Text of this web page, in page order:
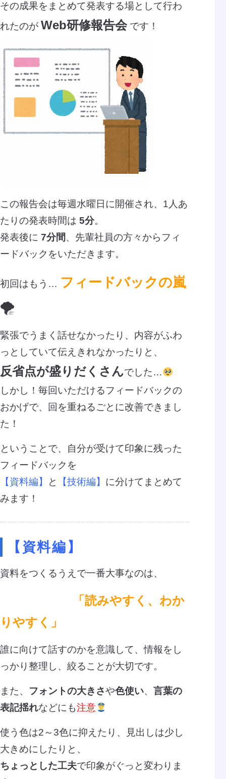
その成果をまとめて発表する場として行わ
れたのが Web研修報告会です！
この報告会は毎週水曜日に開催され、1人あ
たりの発表時間は 5分。
発表後に 7分間、先輩社員の方々からフィ
ードバックをいただきます。
初回はもう… フィードバックの嵐
🌪
緊張でうまく話せなかったり、内容がふわ
っとしていて伝えきれなかったりと、
反省点が盛りだくさんでした…
しかし！毎回いただけるフィードバックの
おかげで、回を重ねるごとに改善できまし
た！
ということで、自分が受けて印象に残った
フィードバックを
【資料編】
と 【技術編】 に分けてまとめて
みます！
【資料編】
資料をつくるうえで一番大事なのは、
「読みやすく、わか
りやすく」
誰に向けて話すのかを意識して、情報をし
っかり整理し、絞ることが大切です。
また、 フォントの大きさや色使い、 言葉の
表記揺れなどにも注意
使う色は2～3色に抑えたり、見出しは少し
大きめにしたりと、
ちょっとした工夫で印象がぐっと変わりま